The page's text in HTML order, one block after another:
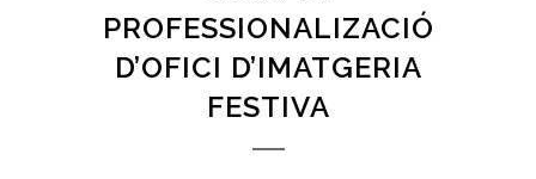
PROFESSIONALIZACIÓ
D’OFICI D’IMATGERIA
FESTIVA